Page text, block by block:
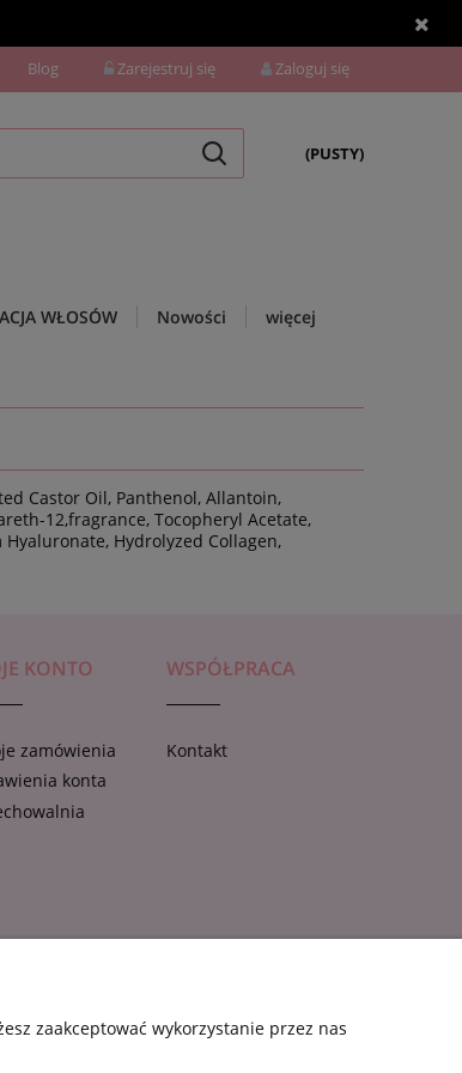
Blog Zarejestruj się Zaloguj się
(PUSTY)
WŁOSÓW Nowości więcej
Castor Oil, Panthenol, Allantoin,
12,fragrance, Tocopheryl Acetate,
Hydrolyzed Collagen,
KONTO
zamówienia
konta
WSPÓŁPRACA
Kontakt
zaakceptować wykorzystanie przez nas